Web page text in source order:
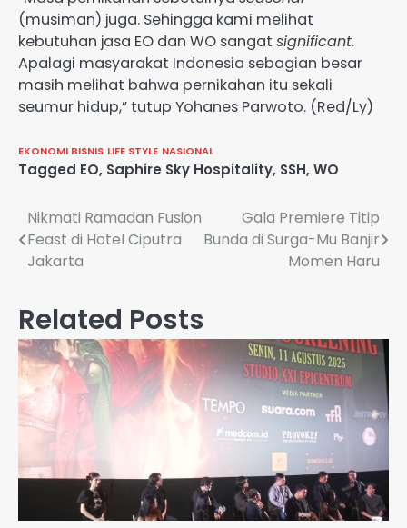
(musiman) juga. Sehingga kami melihat
kebutuhan jasa EO dan WO sangat significant.
Apalagi masyarakat Indonesia sebagian besar
masih melihat bahwa pernikahan itu sekali
seumur hidup,” tutup Yohanes Parwoto. (Red/Ly)
EKONOMI BISNIS LIFE STYLE NASIONAL
Tagged EO, Saphire Sky Hospitality, SSH, WO
Navigasi
pos
Nikmati Ramadan Fusion
Feast di Hotel Ciputra
Jakarta
Gala Premiere Titip
Bunda di Surga-Mu Banjir
Momen Haru
Related Posts